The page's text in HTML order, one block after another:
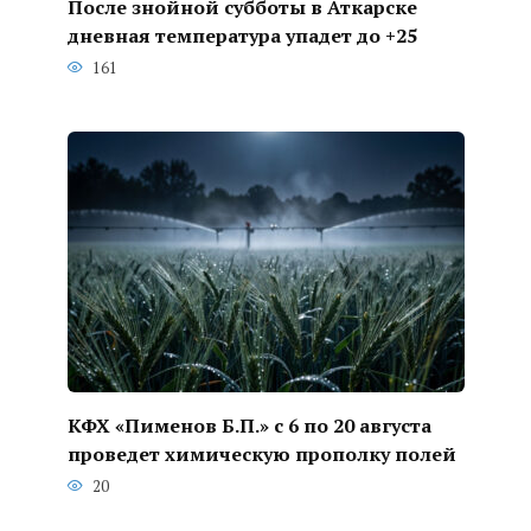
После знойной субботы в Аткарске
дневная температура упадет до +25
161
КФХ «Пименов Б.П.» с 6 по 20 августа
проведет химическую прополку полей
20